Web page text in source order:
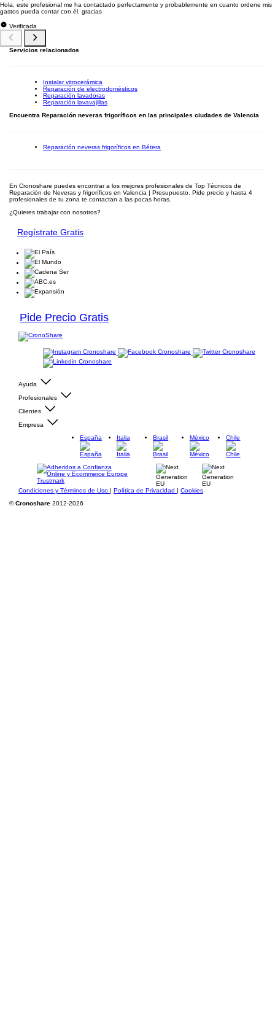
Hola, este profesional me ha contactado perfectamente y probablemente en cuanto ordene mis
gastos pueda contar con él. gracias
Verificada
Servicios relacionados
Instalar vitrocerámica
Reparación de electrodomésticos
Reparación lavadoras
Reparación lavavajillas
Encuentra Reparación neveras frigoríficos en las principales ciudades de Valencia
Reparación neveras frigoríficos en Bétera
En Cronoshare puedes encontrar a los mejores profesionales de Top Técnicos de
Reparación de Neveras y frigoríficos en Valencia | Presupuesto. Pide precio y hasta 4
profesionales de tu zona te contactan a las pocas horas.
¿Quieres trabajar con nosotros?
Regístrate Gratis
Pide Precio Gratis
Ayuda
Profesionales
Clientes
Empresa
España
Italia Brasil México Chile
Condiciones y Términos de Uso | Política de Privacidad | Cookies
©Cronoshare 2012-2026